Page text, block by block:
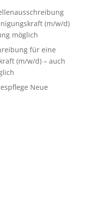
(m/w/d)
möglich
für eine
(m/w/d) – auch
Neue